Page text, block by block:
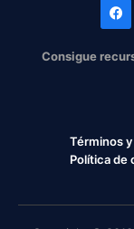
Consigue
Términos
Política de